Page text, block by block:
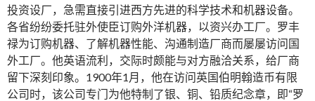
投资设厂，急需直接引进西方先进的科学技术和机器设备。
各省纷纷委托驻外使臣订购外洋机器，以资兴办工厂。罗丰
禄为订购机器、了解机器性能、沟通制造厂商而屡屡访问国
外工厂。他英语流利，交际时颇能与对方融洽关系，给厂商
留下深刻印象。1900年1月，他在访问英国伯明翰造币有限
公司时，该公司专门为他特制了银、铜、铅质纪念章，即“罗